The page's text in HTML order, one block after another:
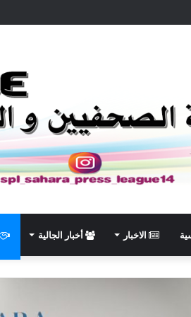
الاخبار أخبار الجالية